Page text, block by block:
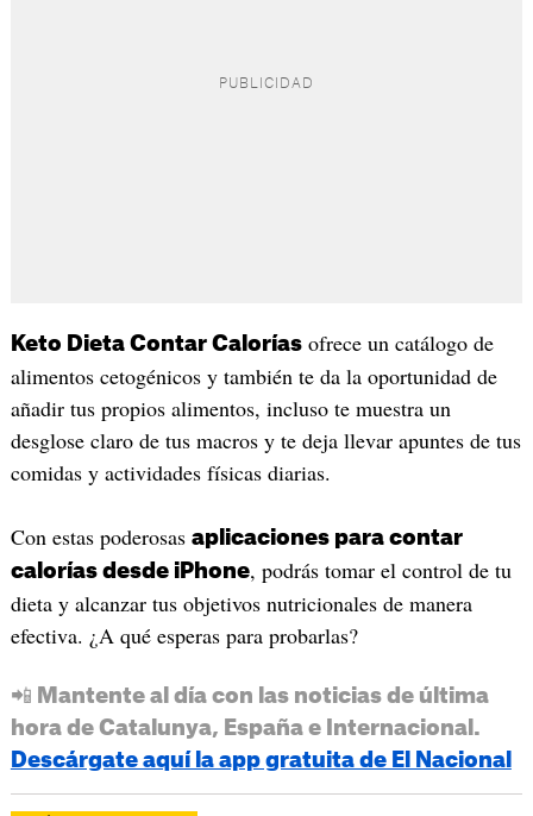
Keto Dieta Contar Caloríasofrece un catálogo de
alimentos cetogénicos y también te da la oportunidad de
añadir tus propios alimentos, incluso te muestra un
desglose claro de tus macros y te deja llevar apuntes de tus
comidas y actividades físicas diarias.
Con estas poderosas aplicaciones para contar
calorías desde iPhone, podrás tomar el control de tu
dieta y alcanzar tus objetivos nutricionales de manera
efectiva. ¿A qué esperas para probarlas?
📲 Mantente al día con las noticias de última
hora de Catalunya, España e Internacional.
Descárgate aquí la app gratuita de El Nacional